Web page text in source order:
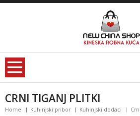
CRNI TIGANJ PLITKI
Home Kuhinjski pribor Kuhinjski dodaci